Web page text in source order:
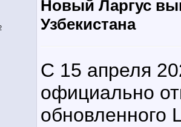
Новый Ларгус
Узбекистана
С 15 апреля
официально
обновленного